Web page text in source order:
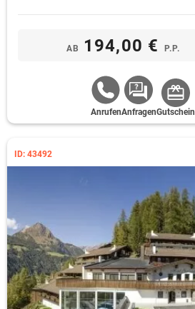
AB 194,00 € P.P.
AnrufenAnfragenGutschein
ID: 43492